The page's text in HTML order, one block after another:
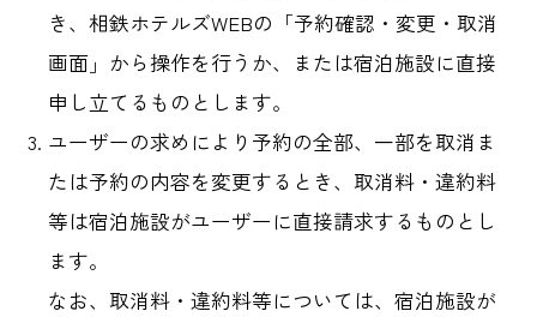
き、相鉄ホテルズWEBの「予約確認・変更・取消
画面」から操作を行うか、または宿泊施設に直接
申し立てるものとします。
ユーザーの求めにより予約の全部、一部を取消ま
たは予約の内容を変更するとき、取消料・違約料
等は宿泊施設がユーザーに直接請求するものとし
ます。
なお、取消料・違約料等については、宿泊施設が